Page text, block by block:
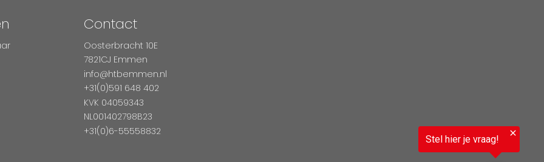
Contact
Oosterbracht 10E
7821CJ Emmen
info@htbemmen.nl
+31(0)591 648 402
KVK 04059343
NL001402798B23
+31(0)6-55558832